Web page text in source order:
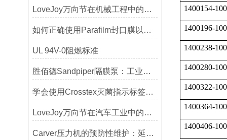
LoveJoy万向节在机械工程中的重要性
如何正确使用Parafilm封口膜以确保实验结果的准确性？
UL 94V-0阻燃标准
胜佰德Sandpiper隔膜泵：工业流体输送的可靠动力解决方案
学会使用Crosstex灭菌指示标签提高无菌保证水平
LoveJoy万向节在汽车工业中的重要性
Carver压力机的预防性维护：延长使用寿命的技巧
1400154-100
1400196-100
1400238-100
1400280-100
1400322-100
1400364-100
1400406-100